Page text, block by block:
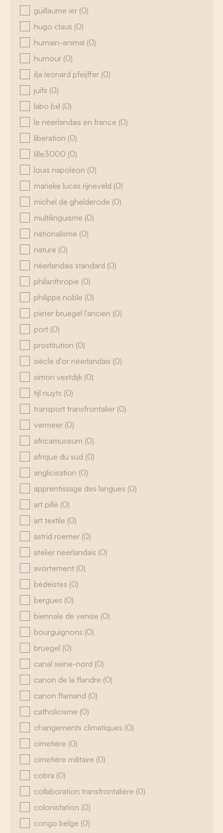
guillaume ier (0)
hugo claus (0)
humain-animal (0)
humour (0)
ilja leonard pfeijffer (0)
juifs (0)
labo bxl (0)
le néerlandais en france (0)
libération (0)
lille3000 (0)
louis napoléon (0)
marieke lucas rijneveld (0)
michel de ghelderode (0)
multilinguisme (0)
nationalisme (0)
nature (0)
néerlandais standard (0)
philanthropie (0)
philippe noble (0)
pieter bruegel l'ancien (0)
port (0)
prostitution (0)
siècle d'or néerlandais (0)
simon vestdijk (0)
tijl nuyts (0)
transport transfrontalier (0)
vermeer (0)
africamuseum (0)
afrique du sud (0)
anglicisation (0)
apprentissage des langues (0)
art pillé (0)
art textile (0)
astrid roemer (0)
atelier néerlandais (0)
avortement (0)
bédéistes (0)
bergues (0)
biennale de venise (0)
bourguignons (0)
bruegel (0)
canal seine-nord (0)
canon de la flandre (0)
canon flamand (0)
catholicisme (0)
changements climatiques (0)
cimetière (0)
cimetière militaire (0)
cobra (0)
collaboration transfrontalière (0)
colonistation (0)
congo belge (0)